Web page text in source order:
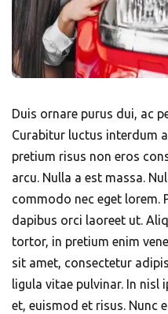
Duis ornare purus dui, ac
Curabitur luctus interdum
pretium risus non eros
arcu. Nulla a est massa.
commodo nec eget lorem.
dapibus orci laoreet ut.
tortor, in pretium enim
sit amet, consectetur
ligula vitae pulvinar. In
et, euismod et risus. Nunc